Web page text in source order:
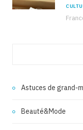
Astuces de grand-
Beauté&Mode